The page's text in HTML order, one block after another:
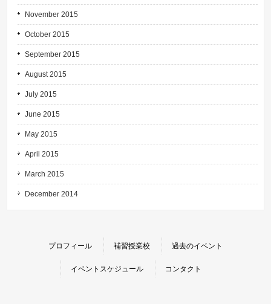
November 2015
October 2015
September 2015
August 2015
July 2015
June 2015
May 2015
April 2015
March 2015
December 2014
プロフィール 補習授業校 過去のイベント
イベントスケジュール コンタクト